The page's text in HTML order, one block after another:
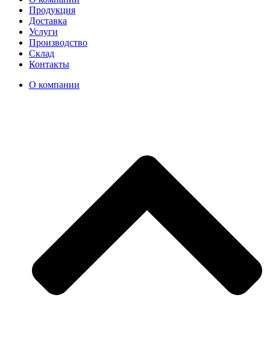
Продукция
Доставка
Услуги
Производство
Склад
Контакты
О компании